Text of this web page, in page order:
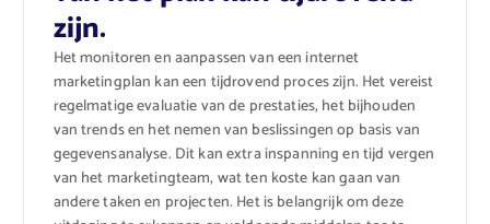
zijn.
Het monitoren en aanpassen van een internet
marketingplan kan een tijdrovend proces zijn. Het vereist
regelmatige evaluatie van de prestaties, het bijhouden
van trends en het nemen van beslissingen op basis van
gegevensanalyse. Dit kan extra inspanning en tijd vergen
van het marketingteam, wat ten koste kan gaan van
andere taken en projecten. Het is belangrijk om deze